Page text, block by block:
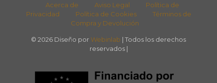
Acerca de Aviso Legal
Política de
Privacidad
Política de Cookies
Términos de
Compra y Devolución
© 2026 Diseño por Webinlab | Todos los derechos
reservados |